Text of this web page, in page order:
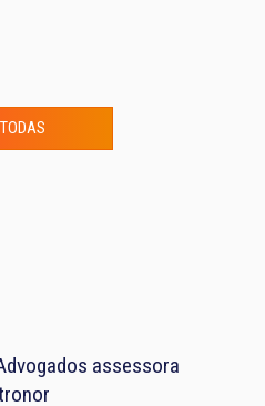
assessora